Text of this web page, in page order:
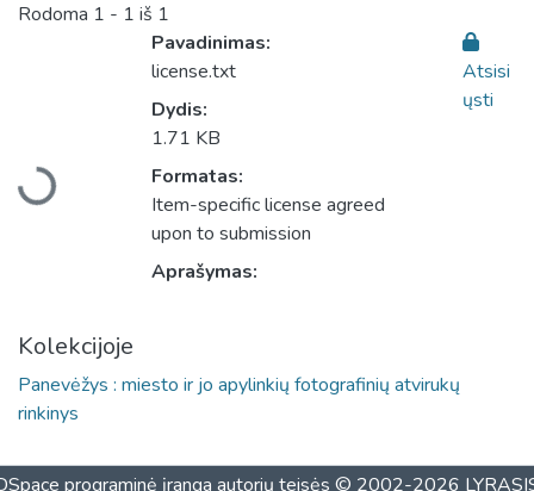
Rodoma 1 - 1 iš 1
Įkeliama...
Pavadinimas:
license.txt
Dydis:
1.71 KB
Formatas:
Item-specific license agreed
upon to submission
Aprašymas:
Atsisi
ųsti
Kolekcijoje
Panevėžys : miesto ir jo apylinkių fotografinių atvirukų
rinkinys
programinė įranga autorių teisės © 2002-2026